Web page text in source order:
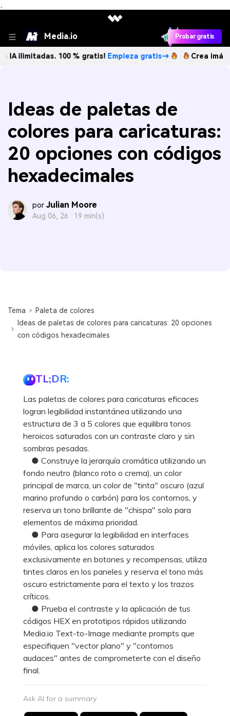
、
Media.io Probar gratis
100 % gratis! Empieza gratis→ Crea imágenes IA
Ideas de paletas de
colores para caricaturas:
20 opciones con códigos
hexadecimales
por Julian Moore
Aug 06, 26 · 19 min(s)
Tema
Paleta de colores
Ideas de paletas de colores para caricaturas: 20 opciones
con códigos hexadecimales
TL;DR:
Las paletas de colores para caricaturas eficaces
logran legibilidad instantánea utilizando una
estructura de 3 a 5 colores que equilibra tonos
heroicos saturados con un contraste claro y sin
sombras pesadas.
● Construye la jerarquía cromática utilizando un
fondo neutro (blanco roto o crema), un color
principal de marca, un color de "tinta" oscuro (azul
marino profundo o carbón) para los contornos, y
reserva un tono brillante de "chispa" solo para
elementos de máxima prioridad.
● Para asegurar la legibilidad en interfaces
móviles, aplica los colores saturados
exclusivamente en botones y recompensas, utiliza
tintes claros en los paneles y reserva el tono más
oscuro estrictamente para el texto y los trazos
críticos.
● Prueba el contraste y la aplicación de tus
códigos HEX en prototipos rápidos utilizando
Media.io Text-to-Image mediante prompts que
especifiquen "vector plano" y "contornos
audaces" antes de comprometerte con el diseño
final.
Ask AI for a summary